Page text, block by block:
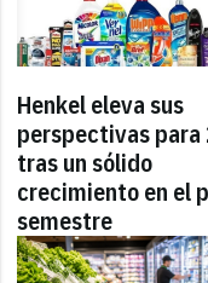
Henkel eleva sus
perspectivas para
tras un sólido
crecimiento en el
semestre